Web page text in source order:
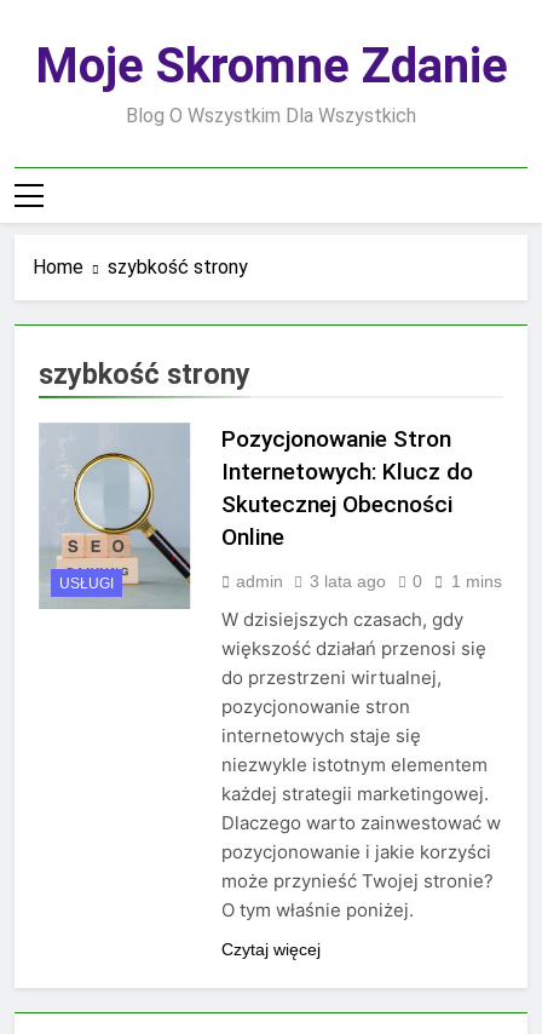
contentMoje Skromne Zdanie
Blog O Wszystkim Dla Wszystkich
Home szybkość strony
szybkość strony
USŁUGI
Pozycjonowanie Stron
Internetowych: Klucz do
Skutecznej Obecności
Online
admin 3 lata ago 0 1 mins
W dzisiejszych czasach, gdy
większość działań przenosi się
do przestrzeni wirtualnej,
pozycjonowanie stron
internetowych staje się
niezwykle istotnym elementem
każdej strategii marketingowej.
Dlaczego warto zainwestować w
pozycjonowanie i jakie korzyści
może przynieść Twojej stronie?
O tym właśnie poniżej.
Czytaj więcej